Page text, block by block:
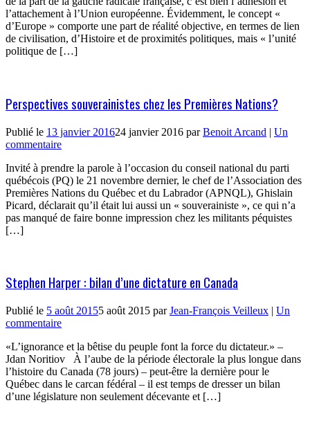
l’attachement à l’Union européenne. Évidemment, le concept «
d’Europe » comporte une part de réalité objective, en termes de lien
de civilisation, d’Histoire et de proximités politiques, mais « l’unité
politique de […]
Perspectives souverainistes chez les Premières Nations?
Publié le 13 janvier 201624 janvier 2016 parBenoit Arcand | Un
commentaire
Invité à prendre la parole à l’occasion du conseil national du parti
québécois (PQ) le 21 novembre dernier, le chef de l’Association des
Premières Nations du Québec et du Labrador (APNQL), Ghislain
Picard, déclarait qu’il était lui aussi un « souverainiste », ce qui n’a
pas manqué de faire bonne impression chez les militants péquistes
[…]
Stephen Harper : bilan d’une dictature en Canada
Publié le 5 août 20155 août 2015 parJean-François Veilleux | Un
commentaire
«L’ignorance et la bêtise du peuple font la force du dictateur.» –
Jdan Noritiov À l’aube de la période électorale la plus longue dans
l’histoire du Canada (78 jours) – peut-être la dernière pour le
Québec dans le carcan fédéral – il est temps de dresser un bilan
d’une législature non seulement décevante et […]